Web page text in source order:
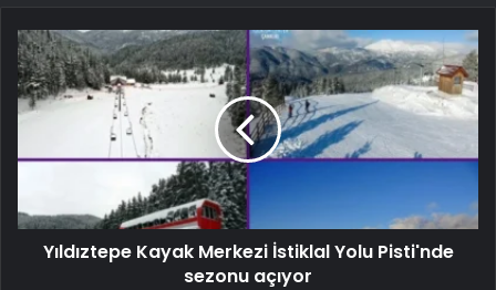
Yıldıztepe Kayak Merkezi İstiklal Yolu Pisti'nde
sezonu açıyor